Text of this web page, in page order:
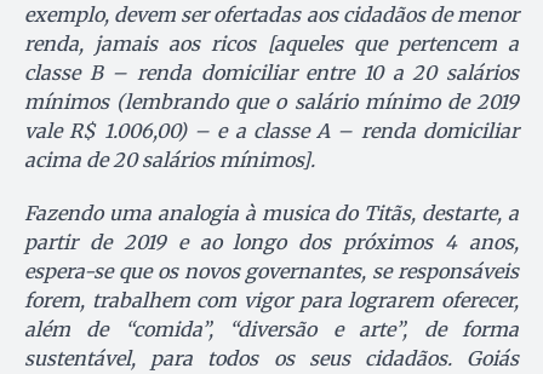
exemplo, devem ser ofertadas aos cidadãos de menor
renda, jamais aos ricos [aqueles que pertencem a
classe B – renda domiciliarentre 10 a 20 salários
mínimos (lembrando que o salário mínimo de 2019
vale R$ 1.006,00) – e a classe A – renda domiciliar
acima de 20 salários mínimos].
Fazendo uma analogia à musica do Titãs, destarte, a
partir de 2019 e ao longo dos próximos 4 anos,
espera-se que os novos governantes, se responsáveis
forem, trabalhem com vigor para lograrem oferecer,
além de “comida”, “diversão e arte”, de forma
sustentável, para todos os seus cidadãos. Goiás